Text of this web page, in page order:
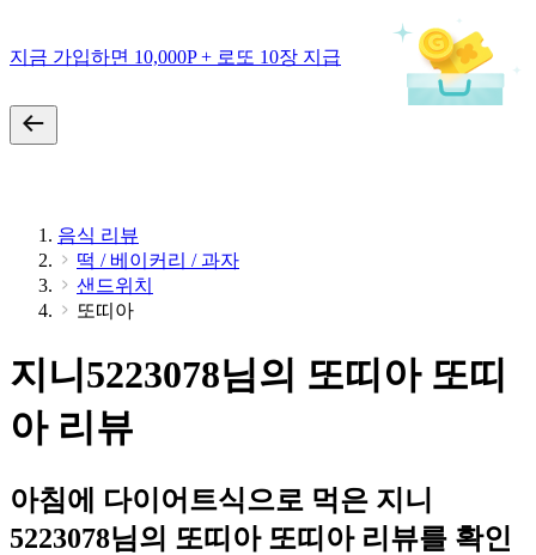
지금 가입하면 10,000P + 로또 10장 지급
음식 리뷰
떡 / 베이커리 / 과자
샌드위치
또띠아
지니5223078님의 또띠아 또띠
아 리뷰
아침에 다이어트식으로 먹은 지니
5223078님의 또띠아 또띠아 리뷰를 확인